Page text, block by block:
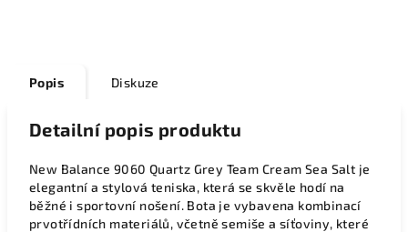
Popis Diskuze
Detailní popis produktu
New Balance 9060 Quartz Grey Team Cream Sea Salt je
elegantní a stylová teniska, která se skvěle hodí na
běžné i sportovní nošení. Bota je vybavena kombinací
prvotřídních materiálů, včetně semiše a síťoviny, které